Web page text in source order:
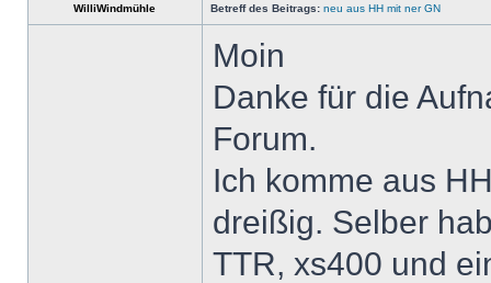
WilliWindmühle Betreff des Beitrags: neu aus HH mit ner GN
Moin
Danke für die
Forum.
Ich komme aus
dreißig. Selber
TTR, xs400 und